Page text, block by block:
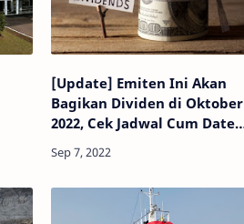
[Update] Emiten Ini Akan
Bagikan Dividen di Oktober
2022, Cek Jadwal Cum Date